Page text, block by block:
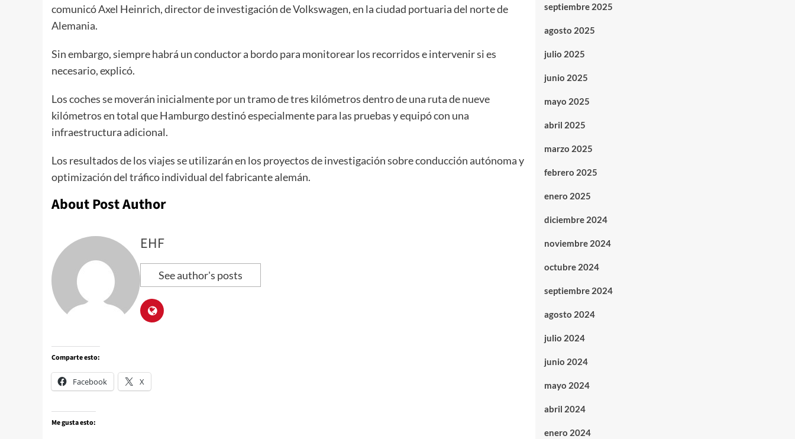
comunicó Axel Heinrich, director de investigación de Volkswagen, en la ciudad portuaria del norte de
Alemania.
Sin embargo, siempre habrá un conductor a bordo para monitorear los recorridos e intervenir si es
necesario, explicó.
Los coches se moverán inicialmente por un tramo de tres kilómetros dentro de una ruta de nueve
kilómetros en total que Hamburgo destinó especialmente para las pruebas y equipó con una
infraestructura adicional.
Los resultados de los viajes se utilizarán en los proyectos de investigación sobre conducción autónoma y
optimización del tráfico individual del fabricante alemán.
About Post Author
EHF
See author's posts
Comparte esto:
Facebook X
Me gusta esto:
septiembre 2025
agosto 2025
julio 2025
junio 2025
mayo 2025
abril 2025
marzo 2025
febrero 2025
enero 2025
diciembre 2024
noviembre 2024
octubre 2024
septiembre 2024
agosto 2024
julio 2024
junio 2024
mayo 2024
abril 2024
enero 2024